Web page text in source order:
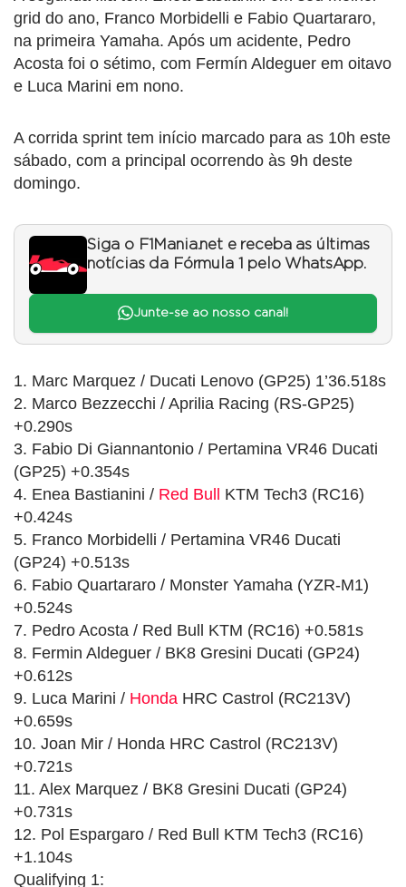
grid do ano, Franco Morbidelli e Fabio Quartararo,
na primeira Yamaha. Após um acidente, Pedro
Acosta foi o sétimo, com Fermín Aldeguer em oitavo
e Luca Marini em nono.
A corrida sprint tem início marcado para as 10h este
sábado, com a principal ocorrendo às 9h deste
domingo.
Siga o F1Mania.net e receba as últimas
notícias da Fórmula 1 pelo WhatsApp.
Junte-se ao nosso canal!
1. Marc Marquez / Ducati Lenovo (GP25) 1’36.518s
2. Marco Bezzecchi / Aprilia Racing (RS-GP25)
+0.290s
3. Fabio Di Giannantonio / Pertamina VR46 Ducati
(GP25) +0.354s
4. Enea Bastianini / Red Bull KTM Tech3 (RC16)
+0.424s
5. Franco Morbidelli / Pertamina VR46 Ducati
(GP24) +0.513s
6. Fabio Quartararo / Monster Yamaha (YZR-M1)
+0.524s
7. Pedro Acosta / Red Bull KTM (RC16) +0.581s
8. Fermin Aldeguer / BK8 Gresini Ducati (GP24)
+0.612s
9. Luca Marini / Honda HRC Castrol (RC213V)
+0.659s
10. Joan Mir / Honda HRC Castrol (RC213V)
+0.721s
11. Alex Marquez / BK8 Gresini Ducati (GP24)
+0.731s
12. Pol Espargaro / Red Bull KTM Tech3 (RC16)
+1.104s
Qualifying 1: